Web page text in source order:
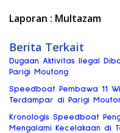
Laporan : Multazam
Berita Terkait
Dugaan Aktivitas Ilegal
Parigi Moutong
Speedboat Pembawa 11
Terdampar di Parigi
Kronologis Speedboat
Mengalami Kecelakaan di